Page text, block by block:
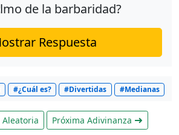
de la barbaridad?
Respuesta
#¿Cuál es? #Divertidas #Medianas
Próxima Adivinanza